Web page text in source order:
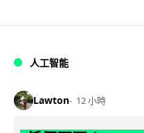
人工智能
Lawton 12 小時